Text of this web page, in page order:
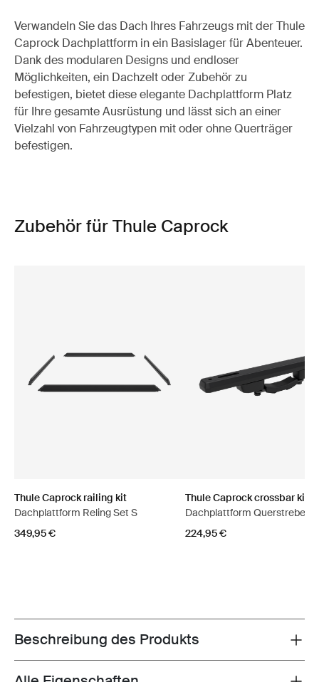
Verwandeln Sie das Dach Ihres Fahrzeugs mit der Thule
Caprock Dachplattform in ein Basislager für Abenteuer.
Dank des modularen Designs und endloser
Möglichkeiten, ein Dachzelt oder Zubehör zu
befestigen, bietet diese elegante Dachplattform Platz
für Ihre gesamte Ausrüstung und lässt sich an einer
Vielzahl von Fahrzeugtypen mit oder ohne Querträger
befestigen.
Zubehör für Thule Caprock
Thule Caprock railing kit
Dachplattform Reling Set S
349,95 €
Thule Caprock crossbar kit
Dachplattform
224,95 €
Toggle overview
Beschreibung des Produkts
Toggle features